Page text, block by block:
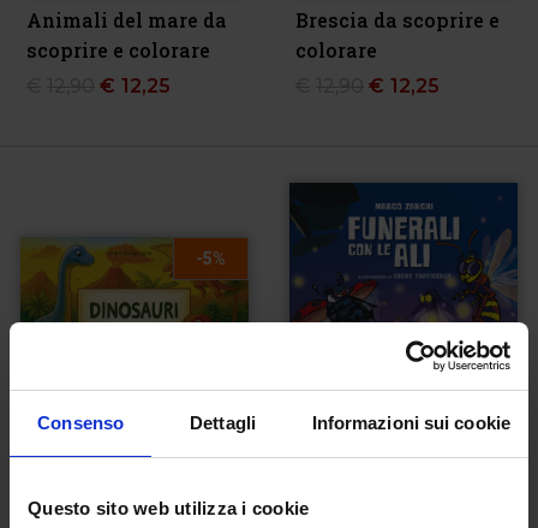
Consenso Dettagli Informazioni sui cookie
Questo sito web utilizza i cookie
Animali del mare da
scoprire e colorare
€ 12,25
Brescia da scoprire e
colorare
€ 12,25
-5%
e colorare